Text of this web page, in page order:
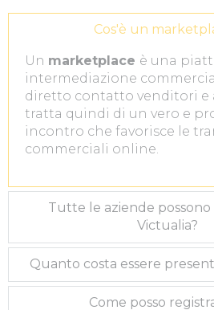
Cos'è un
Un marketplace è una
intermediazione
diretto contatto venditori e
tratta quindi di un vero e
incontro che favorisce le
commerciali online.
Tutte le aziende
Victualia?
Quanto costa essere
Come posso